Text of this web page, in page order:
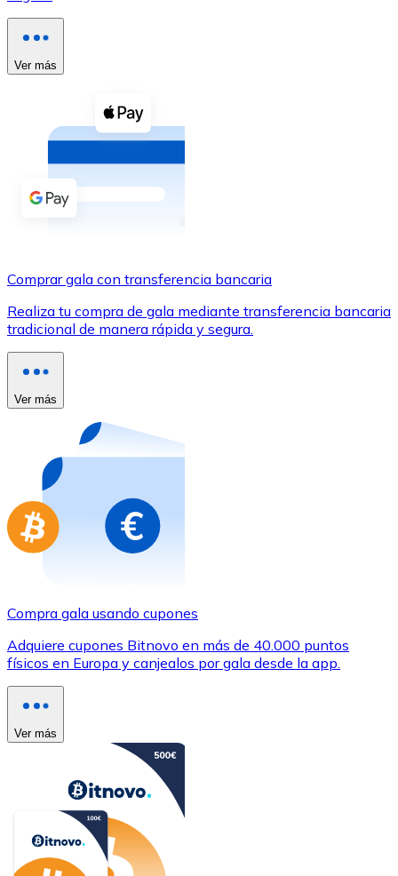
Ver todo
Compra criptomonedas con efectivo en tu tienda más
Comprar con efectivo
Transferencia SEPA
Utiliza tarjetas Visa y Mastercard para comprar
Comprar con tarjeta
Compra tarjetas regalo de tus marcas favoritas con
Ir a la tienda de tarjetas regalo
Ver más
Comprar gala con transferencia bancaria
Realiza tu compra de gala mediante transferencia bancaria
tradicional de manera rápida y segura.
Ver más
Compra gala usando cupones
Adquiere cupones Bitnovo en más de 40.000 puntos
físicos en Europa y canjealos por gala desde la app.
Ver más